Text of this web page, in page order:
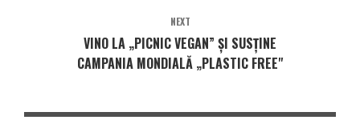
NEXT
VINO LA „PICNIC VEGAN” ȘI SUSȚINE
CAMPANIA MONDIALĂ „PLASTIC FREE"